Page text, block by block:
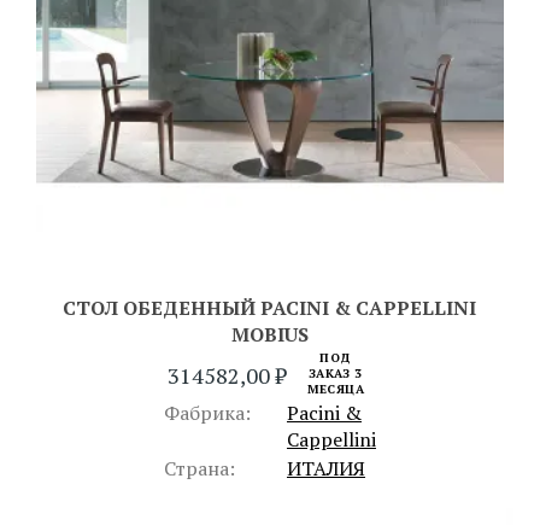
СТОЛ ОБЕДЕННЫЙ PACINI & CAPPELLINI
MOBIUS
314582,00₽
ПОД
ЗАКАЗ 3
МЕСЯЦА
Фабрика:
Pacini &
Cappellini
Страна:
ИТАЛИЯ